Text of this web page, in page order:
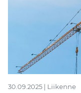
30.09.2025 | Liikenne